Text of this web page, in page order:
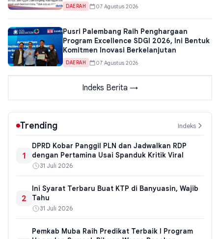
DAERAH 07 Agustus 2026
Pusri Palembang Raih Penghargaan
Program Excellence SDGI 2026, Ini Bentuk
Komitmen Inovasi Berkelanjutan
DAERAH 07 Agustus 2026
Indeks Berita →
Trending Indeks
1
DPRD Kobar Panggil PLN dan Jadwalkan RDP
dengan Pertamina Usai Spanduk Kritik Viral
31 Juli 2026
2
Ini Syarat Terbaru Buat KTP di Banyuasin, Wajib
Tahu
31 Juli 2026
Pemkab Muba Raih Predikat Terbaik I Program